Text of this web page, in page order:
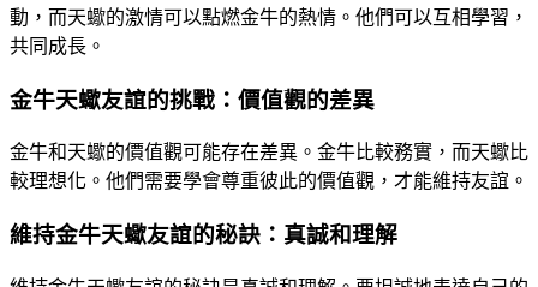
動，而天蠍的激情可以點燃金牛的熱情。他們可以互相學習，
共同成長。
金牛天蠍友誼的挑戰：價值觀的差異
金牛和天蠍的價值觀可能存在差異。金牛比較務實，而天蠍比
較理想化。他們需要學會尊重彼此的價值觀，才能維持友誼。
維持金牛天蠍友誼的秘訣：真誠和理解